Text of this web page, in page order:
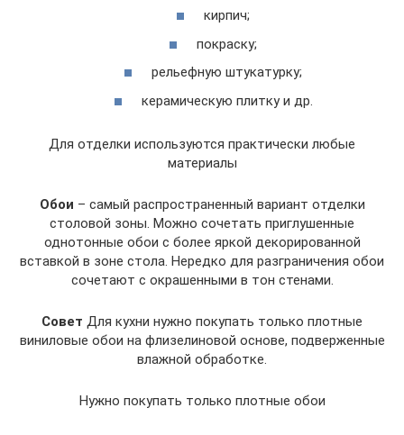
кирпич;
покраску;
рельефную штукатурку;
керамическую плитку и др.
Для отделки используются практически любые
материалы
Обои – самый распространенный вариант отделки
столовой зоны. Можно сочетать приглушенные
однотонные обои с более яркой декорированной
вставкой в зоне стола. Нередко для разграничения обои
сочетают с окрашенными в тон стенами.
Совет Для кухни нужно покупать только плотные
виниловые обои на флизелиновой основе, подверженные
влажной обработке.
Нужно покупать только плотные обои